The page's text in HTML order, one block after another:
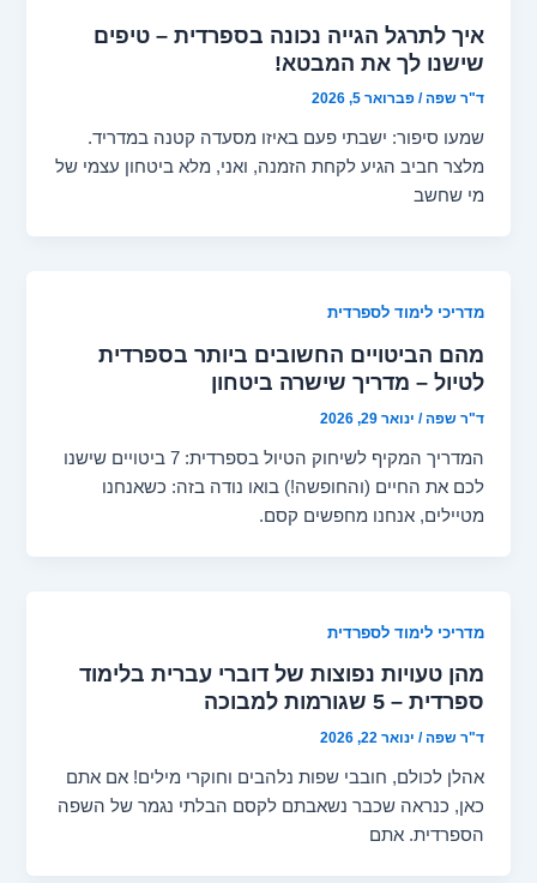
איך לתרגל הגייה נכונה בספרדית – טיפים
שישנו לך את המבטא!
ד"ר שפה/פברואר 5, 2026
שמעו סיפור: ישבתי פעם באיזו מסעדה קטנה במדריד.
מלצר חביב הגיע לקחת הזמנה, ואני, מלא ביטחון עצמי של
מי שחשב
מדריכי לימוד לספרדית
מהם הביטויים החשובים ביותר בספרדית
לטיול – מדריך שישרה ביטחון
ד"ר שפה/ ינואר 29, 2026
המדריך המקיף לשיחוק הטיול בספרדית: 7 ביטויים שישנו
לכם את החיים (והחופשה!) בואו נודה בזה: כשאנחנו
מטיילים, אנחנו מחפשים קסם.
מדריכי לימוד לספרדית
מהן טעויות נפוצות של דוברי עברית בלימוד
ספרדית – 5 שגורמות למבוכה
ד"ר שפה/ ינואר 22, 2026
אהלן לכולם, חובבי שפות נלהבים וחוקרי מילים! אם אתם
כאן, כנראה שכבר נשאבתם לקסם הבלתי נגמר של השפה
הספרדית. אתם